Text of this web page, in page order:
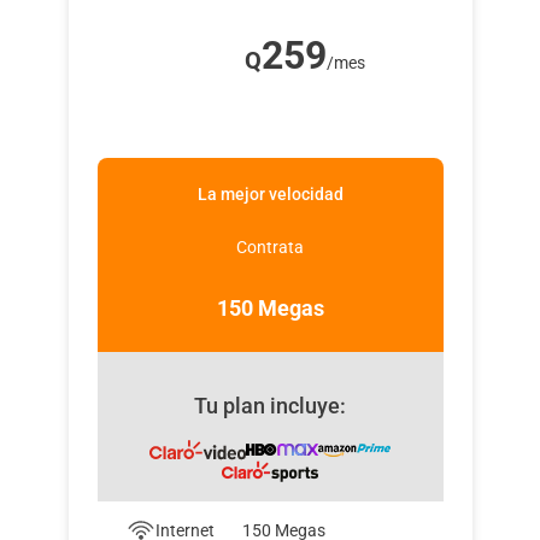
Q259/mes
La mejor velocidad
Contrata
150 Megas
Tu plan incluye:
Internet 150 Megas